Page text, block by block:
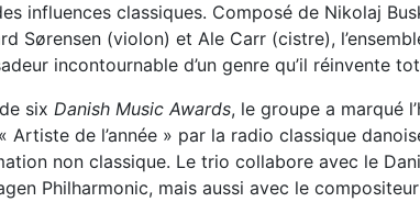
influences classiques. Composé de Nikolaj
Sørensen (violon) et Ale Carr (cistre),
incontournable d’un genre qu’il réinvente
six Danish Music Awards, le groupe a marqué
Artiste de l’année » par la radio classique
non classique. Le trio collabore avec le
Philharmonic, mais aussi avec le